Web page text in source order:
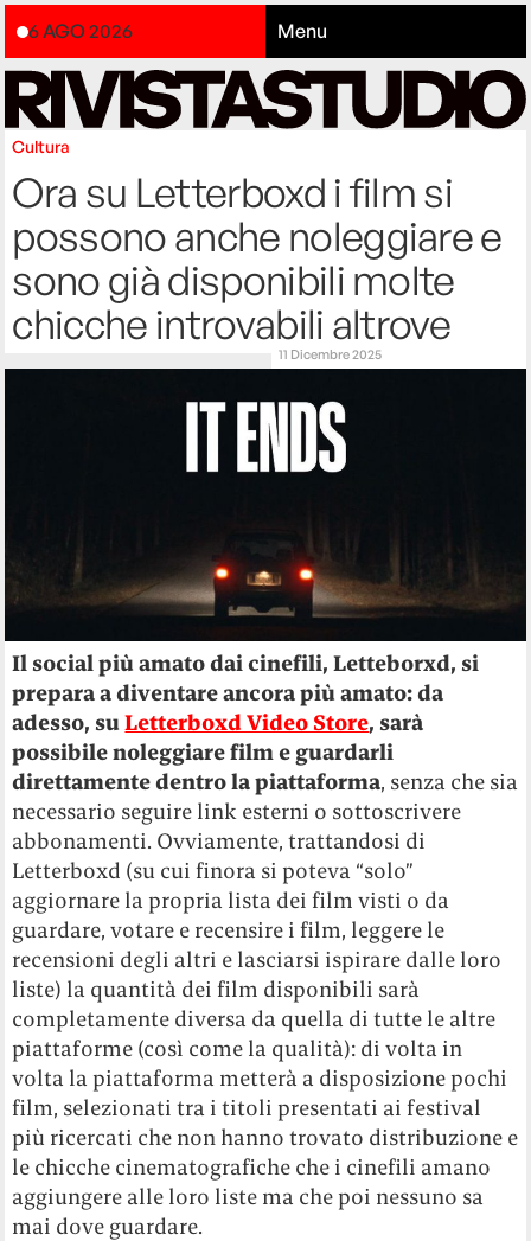
6 AGO 2026 Menu
Cultura
Ora su Letterboxd i film si
possono anche noleggiare e
sono già disponibili molte
chicche introvabili altrove
11 Dicembre 2025
Il social più amato dai cinefili, Letteborxd, si
prepara a diventare ancora più amato: da
adesso, suLetterboxd Video Store, sarà
possibilenoleggiare film e guardarli
direttamente dentro la piattaforma, senza che sia
necessario seguire link esterni o sottoscrivere
abbonamenti. Ovviamente, trattandosi di
Letterboxd (su cui finora si poteva “solo”
aggiornare la propria lista dei film visti o da
guardare, votare e recensire i film, leggere le
recensioni degli altri e lasciarsi ispirare dalle loro
liste) la quantità dei film disponibili sarà
completamente diversa da quella di tutte le altre
piattaforme (così come la qualità): di volta in
volta la piattaforma metterà a disposizione pochi
film, selezionati tra i titoli presentati ai festival
più ricercati che non hanno trovato distribuzione e
le chicche cinematografiche che i cinefili amano
aggiungere alle loro liste ma che poi nessuno sa
mai dove guardare.